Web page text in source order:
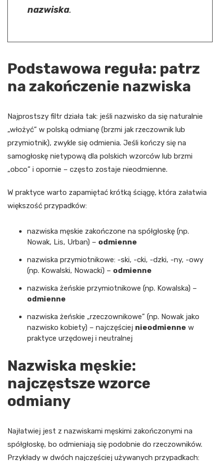
nazwiska.
Podstawowa reguła: patrz
na zakończenie nazwiska
Najprostszy filtr działa tak: jeśli nazwisko da się naturalnie
„włożyć” w polską odmianę (brzmi jak rzeczownik lub
przymiotnik), zwykle się odmienia. Jeśli kończy się na
samogłoskę nietypową dla polskich wzorców lub brzmi
„obco” i opornie – często zostaje nieodmienne.
W praktyce warto zapamiętać krótką ściągę, która załatwia
większość przypadków:
nazwiska męskie zakończone na spółgłoskę (np.
Nowak, Lis, Urban) – odmienne
nazwiska przymiotnikowe: -ski, -cki, -dzki, -ny, -owy
(np. Kowalski, Nowacki) – odmienne
nazwiska żeńskie przymiotnikowe (np. Kowalska) –
odmienne
nazwiska żeńskie „rzeczownikowe” (np. Nowak jako
nazwisko kobiety) – najczęściej nieodmienne w
praktyce urzędowej i neutralnej
Nazwiska męskie:
najczęstsze wzorce
odmiany
Najłatwiej jest z nazwiskami męskimi zakończonymi na
spółgłoskę, bo odmieniają się podobnie do rzeczowników.
Przykłady w dwóch najczęściej używanych przypadkach: